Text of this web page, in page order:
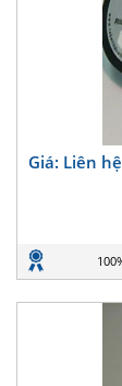
Giá: Liên hệ